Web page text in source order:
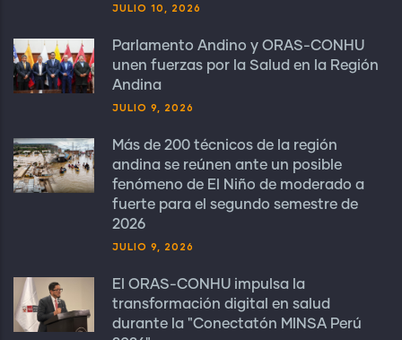
JULIO 10, 2026
Parlamento Andino y ORAS-CONHU
unen fuerzas por la Salud en la Región
Andina
JULIO 9, 2026
Más de 200 técnicos de la región
andina se reúnen ante un posible
fenómeno de El Niño de moderado a
fuerte para el segundo semestre de
2026
JULIO 9, 2026
El ORAS-CONHU impulsa la
transformación digital en salud
durante la "Conectatón MINSA Perú